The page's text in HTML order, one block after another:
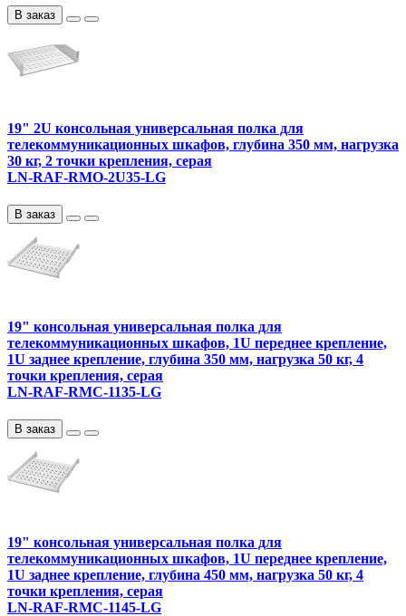
В заказ
19" 2U консольная универсальная полка для
телекоммуникационных шкафов, глубина 350 мм, нагрузка
30 кг, 2 точки крепления, серая
LN-RAF-RMO-2U35-LG
В заказ
19" консольная универсальная полка для
телекоммуникационных шкафов, 1U переднее крепление,
1U заднее крепление, глубина 350 мм, нагрузка 50 кг, 4
точки крепления, серая
LN-RAF-RMC-1135-LG
В заказ
19" консольная универсальная полка для
телекоммуникационных шкафов, 1U переднее крепление,
1U заднее крепление, глубина 450 мм, нагрузка 50 кг, 4
точки крепления, серая
LN-RAF-RMC-1145-LG